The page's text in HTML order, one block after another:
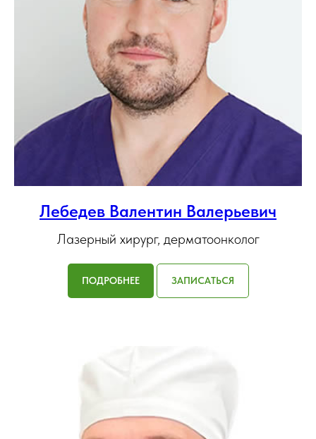
Лебедев Валентин Валерьевич
Лазерный хирург, дерматоонколог
ПОДРОБНЕЕ ЗАПИСАТЬСЯ